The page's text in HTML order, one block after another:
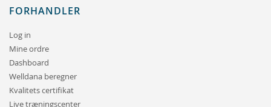
FORHANDLER
Log in
Mine ordre
Dashboard
Welldana beregner
Kvalitets certifikat
Live træningscenter